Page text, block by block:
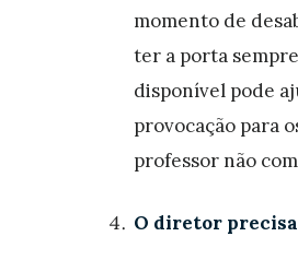
momento de
ter a porta
disponível pode
provocação para
professor não
O diretor